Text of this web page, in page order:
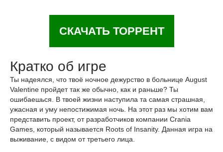
СКАЧАТЬ ТОРРЕНТ
Кратко об игре
Ты надеялся, что твоё ночное дежурство в больнице August
Valentine пройдет так же обычно, как и раньше? Ты
ошибаешься. В твоей жизни наступила та самая страшная,
ужасная и уму непостижимая ночь. На этот раз мы хотим вам
представить проект, от разработчиков компании Crania
Games, который называется Roots of Insanity. Данная игра на
выживание, с видом от третьего лица.